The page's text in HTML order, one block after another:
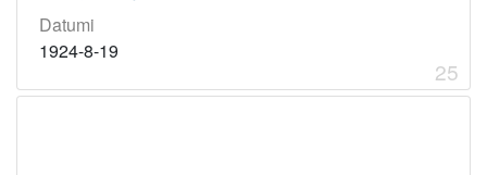
Datumi
1924-8-19
25